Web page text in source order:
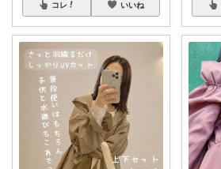
コレ いいね